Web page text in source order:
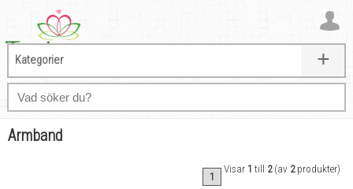
+
Kategorier
Armband
Visar 1 till 2(av 2produkter)
1